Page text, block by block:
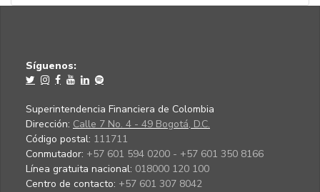
Síguenos:
Superintendencia Financiera de Colombia
Dirección: Calle 7 No. 4 - 49 Bogotá, D.C.
Código postal: 111711
Conmutador: +57 601 594 0200 - +57 601 350 8166
Línea gratuita nacional: 018000 120 100
Centro de contacto: +57 601 307 8042